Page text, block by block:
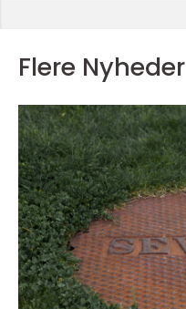
Flere Nyheder